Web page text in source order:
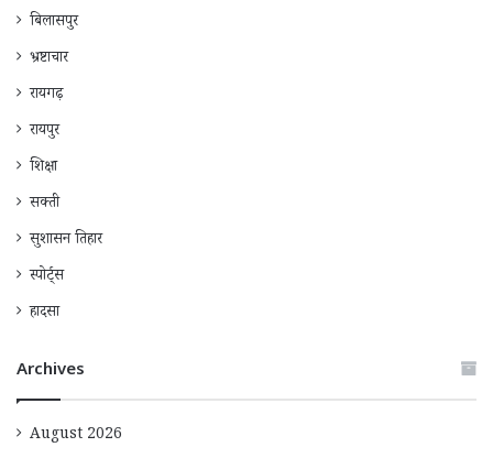
बिलासपुर
भ्रष्टाचार
रायगढ़
रायपुर
शिक्षा
सक्ती
सुशासन तिहार
स्पोर्ट्स
हादसा
Archives
August 2026